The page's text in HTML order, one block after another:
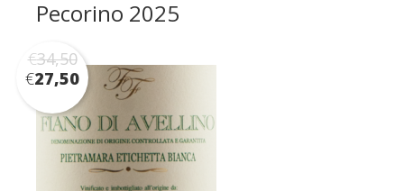
Pecorino 2025
€34,50
€27,50